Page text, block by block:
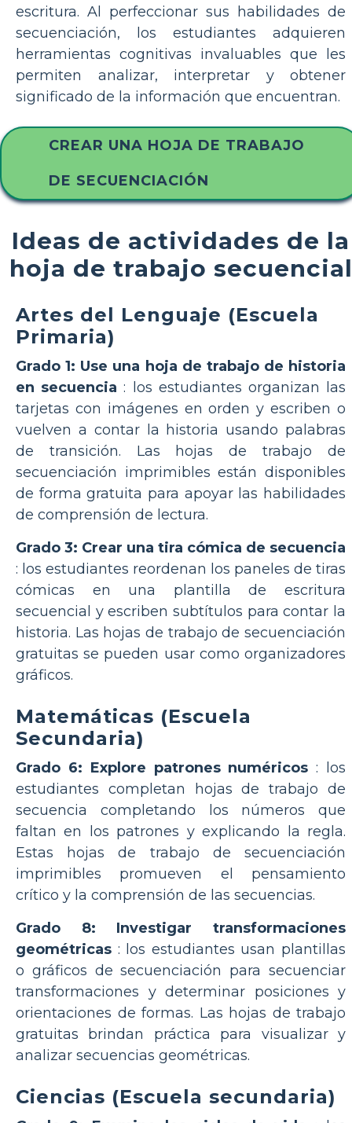
escritura. Al perfeccionar sus habilidades de
secuenciación, los estudiantes adquieren
herramientas cognitivas invaluables que les
permiten analizar, interpretar y obtener
significado de la información que encuentran.
CREAR UNA HOJA DE TRABAJO
DE SECUENCIACIÓN
Ideas de actividades de la
hoja de trabajo secuencial
Artes del Lenguaje (Escuela
Primaria)
Grado 1: Use una hoja de trabajo de historia
en secuencia : los estudiantes organizan las
tarjetas con imágenes en orden y escriben o
vuelven a contar la historia usando palabras
de transición. Las hojas de trabajo de
secuenciación imprimibles están disponibles
de forma gratuita para apoyar las habilidades
de comprensión de lectura.
Grado 3: Crear una tira cómica de secuencia
: los estudiantes reordenan los paneles de tiras
cómicas en una plantilla de escritura
secuencial y escriben subtítulos para contar la
historia. Las hojas de trabajo de secuenciación
gratuitas se pueden usar como organizadores
gráficos.
Matemáticas (Escuela
Secundaria)
Grado 6: Explore patrones numéricos : los
estudiantes completan hojas de trabajo de
secuencia completando los números que
faltan en los patrones y explicando la regla.
Estas hojas de trabajo de secuenciación
imprimibles promueven el pensamiento
crítico y la comprensión de las secuencias.
Grado 8: Investigar transformaciones
geométricas : los estudiantes usan plantillas
o gráficos de secuenciación para secuenciar
transformaciones y determinar posiciones y
orientaciones de formas. Las hojas de trabajo
gratuitas brindan práctica para visualizar y
analizar secuencias geométricas.
Ciencias (Escuela secundaria)